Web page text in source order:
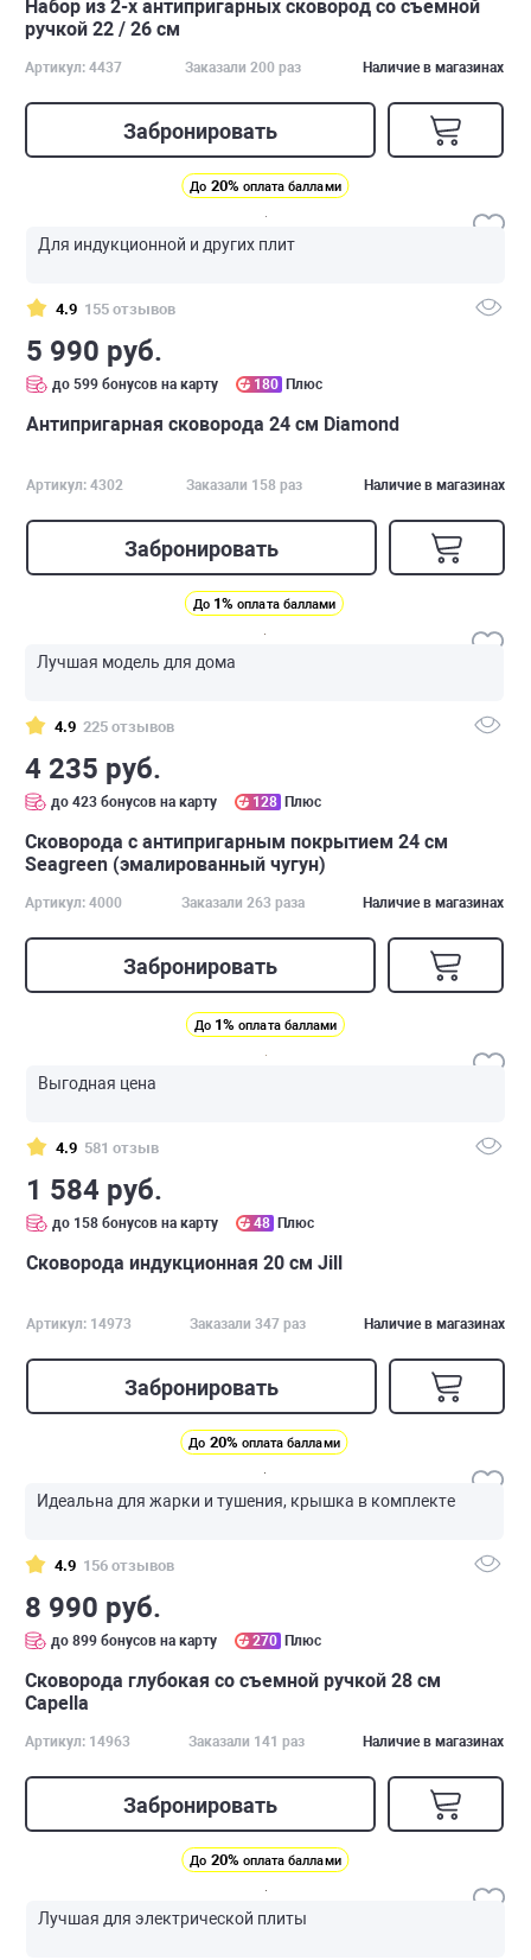
Набор из 2-х антипригарных сковород со съемной
ручкой 22 / 26 см
Артикул: 4437 Заказали 200 раз Наличие в магазинах
Забронировать
До 20% оплата баллами
Для индукционной и других плит
4.9 155 отзывов
5 990 руб.
до 599 бонусов на карту 180 Плюс
Антипригарная сковорода 24 см Diamond
Артикул: 4302 Заказали 158 раз Наличие в магазинах
Забронировать
До 1% оплата баллами
Лучшая модель для дома
4.9 225 отзывов
4 235 руб.
до 423 бонусов на карту 128 Плюс
Сковорода с антипригарным покрытием 24 см
Seagreen (эмалированный чугун)
Артикул: 4000 Заказали 263 раза Наличие в магазинах
Забронировать
До 1% оплата баллами
Выгодная цена
4.9 581 отзыв
1 584 руб.
до 158 бонусов на карту 48 Плюс
Сковорода индукционная 20 см Jill
Артикул: 14973 Заказали 347 раз Наличие в магазинах
Забронировать
До 20% оплата баллами
Идеальна для жарки и тушения, крышка в комплекте
4.9 156 отзывов
8 990 руб.
до 899 бонусов на карту 270 Плюс
Сковорода глубокая со съемной ручкой 28 см
Capella
Артикул: 14963 Заказали 141 раз Наличие в магазинах
Забронировать
До 20% оплата баллами
Лучшая для электрической плиты